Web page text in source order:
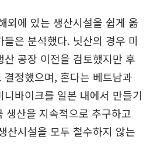
외에 있는 생산시설을 쉽게 옮
은 분석했다. 닛산의 경우 미
산 공장 이전을 검토했지만 후
정했으며, 혼다는 베트남과
바이크를 일본 내에서 만들기
생산을 지속적으로 추구하고
산시설을 모두 철수하지 않는